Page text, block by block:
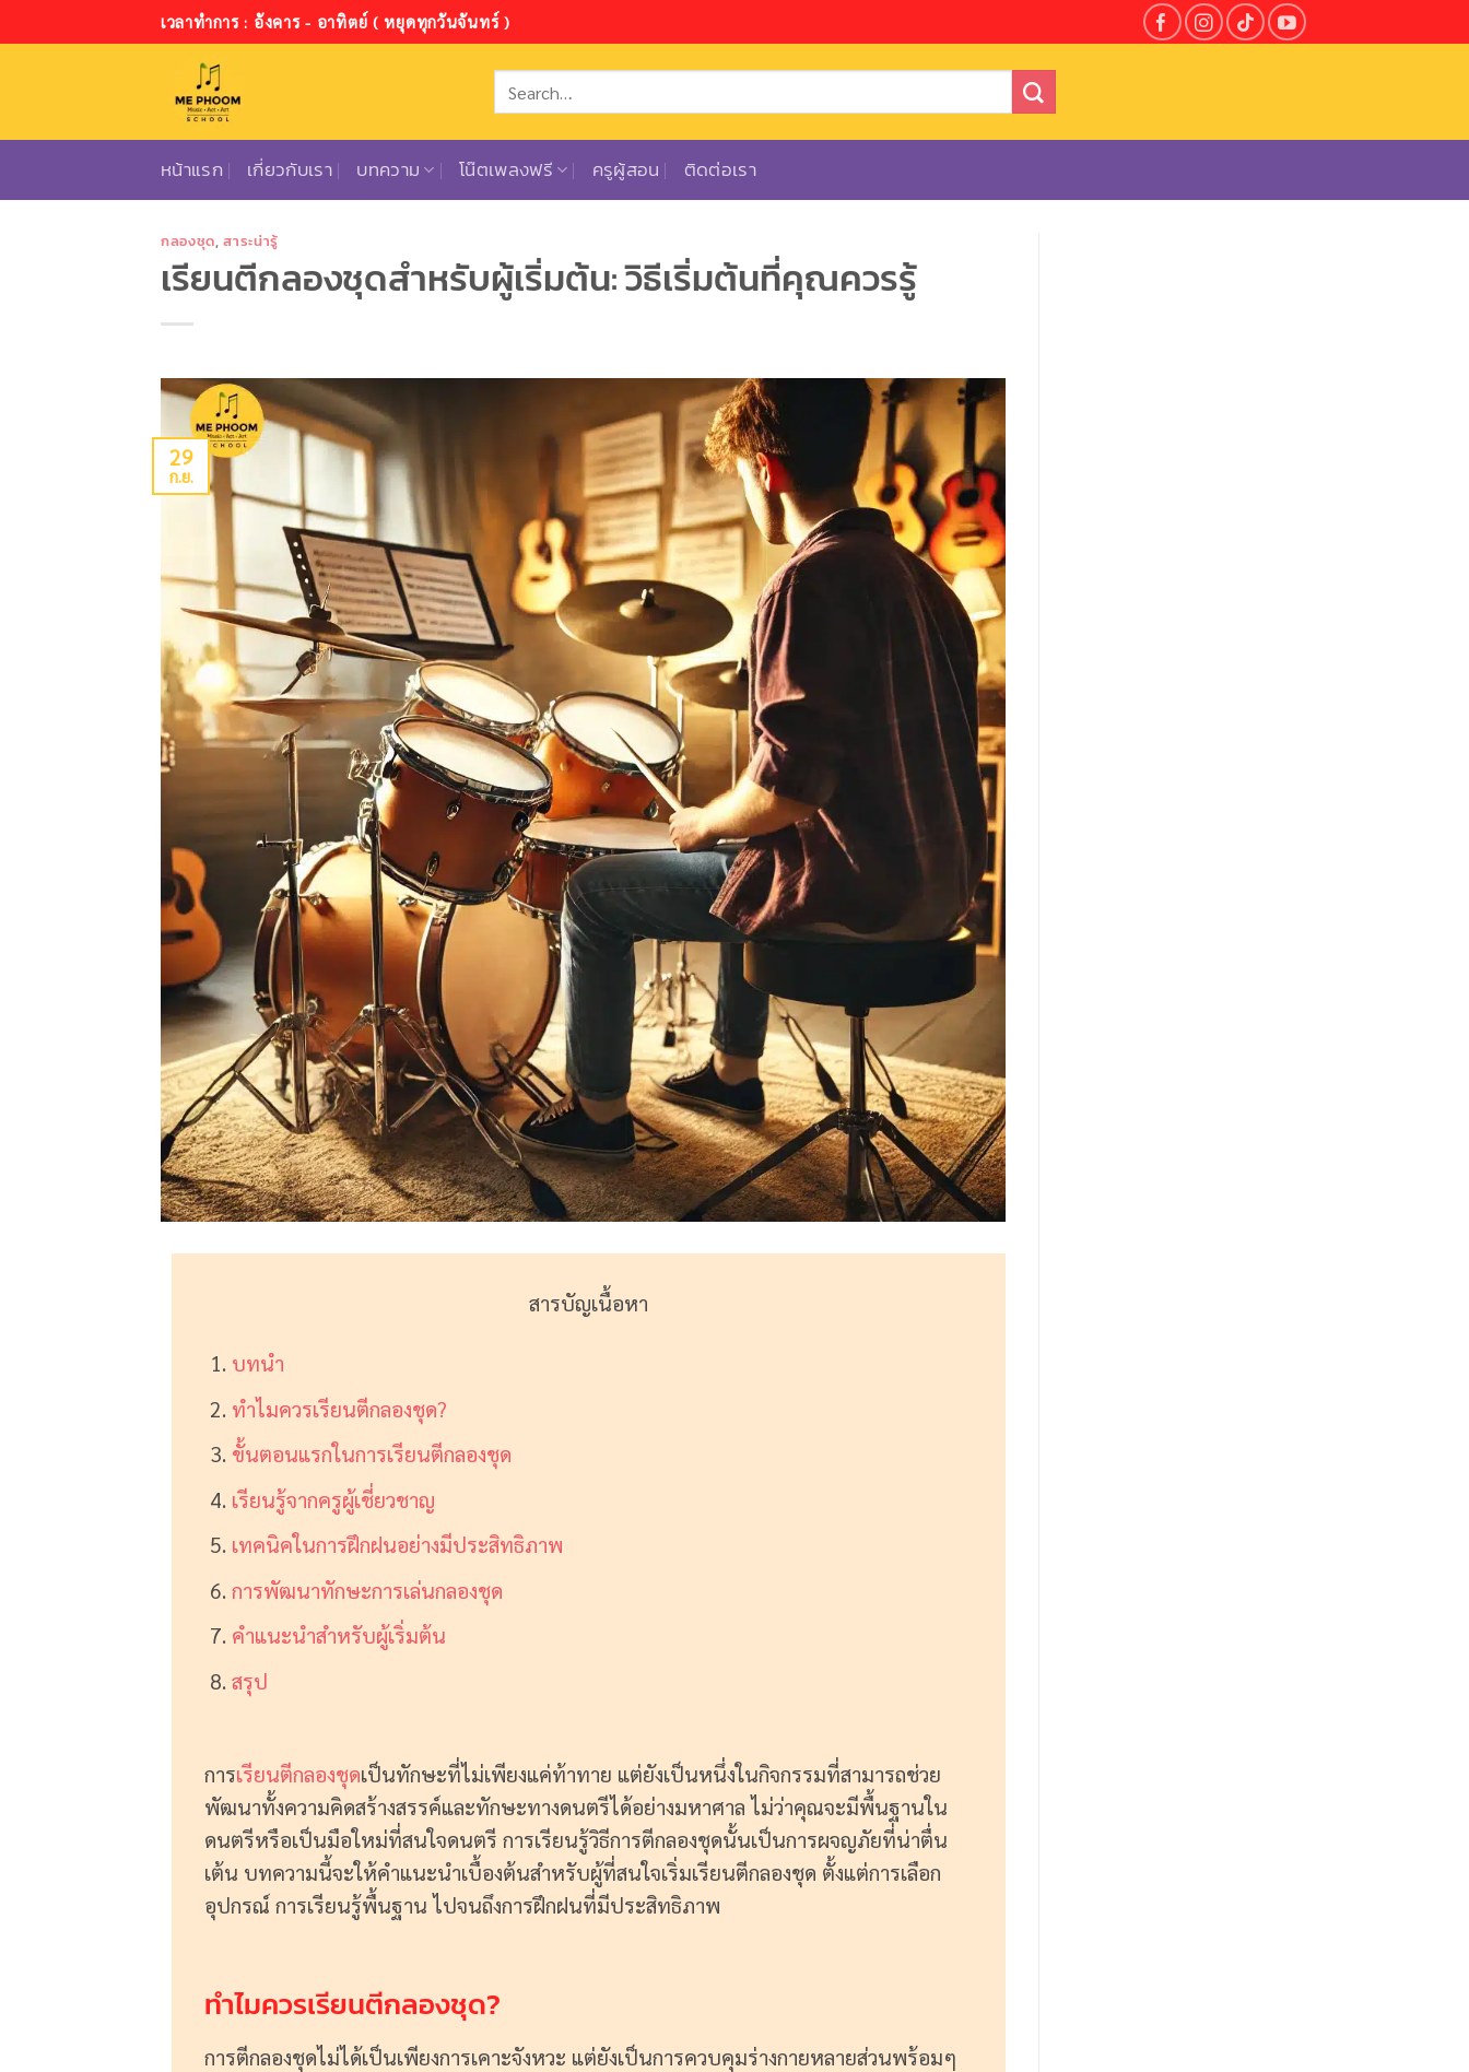
ไป
เวลาทำการ : อังคาร - อาทิตย์ ( หยุดทุกวันจันทร์ )
หน้าแรก เกี่ยวกับเรา บทความ โน๊ตเพลงฟรี ครูผู้สอน ติดต่อเรา
กลองชุด,สาระน่ารู้
เรียนตีกลองชุดสำหรับผู้เริ่มต้น: วิธีเริ่มต้นที่คุณควรรู้
29
ก.ย.
สารบัญเนื้อหา
บทนำ
ทำไมควรเรียนตีกลองชุด?
ขั้นตอนแรกในการเรียนตีกลองชุด
เรียนรู้จากครูผู้เชี่ยวชาญ
เทคนิคในการฝึกฝนอย่างมีประสิทธิภาพ
การพัฒนาทักษะการเล่นกลองชุด
คำแนะนำสำหรับผู้เริ่มต้น
สรุป
การเรียนตีกลองชุดเป็นทักษะที่ไม่เพียงแค่ท้าทาย แต่ยังเป็นหนึ่งในกิจกรรมที่สามารถช่วย
พัฒนาทั้งความคิดสร้างสรรค์และทักษะทางดนตรีได้อย่างมหาศาล ไม่ว่าคุณจะมีพื้นฐานใน
ดนตรีหรือเป็นมือใหม่ที่สนใจดนตรี การเรียนรู้วิธีการตีกลองชุดนั้นเป็นการผจญภัยที่น่าตื่น
เต้น บทความนี้จะให้คำแนะนำเบื้องต้นสำหรับผู้ที่สนใจเริ่มเรียนตีกลองชุด ตั้งแต่การเลือก
อุปกรณ์ การเรียนรู้พื้นฐาน ไปจนถึงการฝึกฝนที่มีประสิทธิภาพ
ทำไมควรเรียนตีกลองชุด?
การตีกลองชุดไม่ได้เป็นเพียงการเคาะจังหวะ แต่ยังเป็นการควบคุมร่างกายหลายส่วนพร้อมๆ